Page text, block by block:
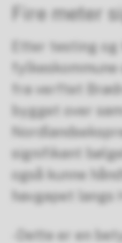
Fire meter
Etter testing
fra verftet
bygget over
signifikant
også kunne
havgapet langs
-Dette er en